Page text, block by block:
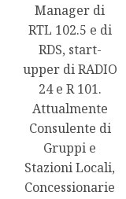
Manager di
RTL 102.5 e di
RDS, start-
upper di RADIO
24 e R 101.
Attualmente
Consulente di
Gruppi e
Stazioni Locali,
Concessionarie